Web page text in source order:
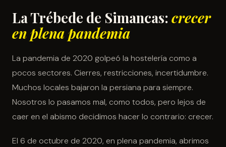
La Trébede de Simancas: crecer
en plena pandemia
La pandemia de 2020 golpeó la hostelería como a
pocos sectores. Cierres, restricciones, incertidumbre.
Muchos locales bajaron la persiana para siempre.
Nosotros lo pasamos mal, como todos, pero lejos de
caer en el abismo decidimos hacer lo contrario: crecer.
El 6 de octubre de 2020, en plena pandemia, abrimos